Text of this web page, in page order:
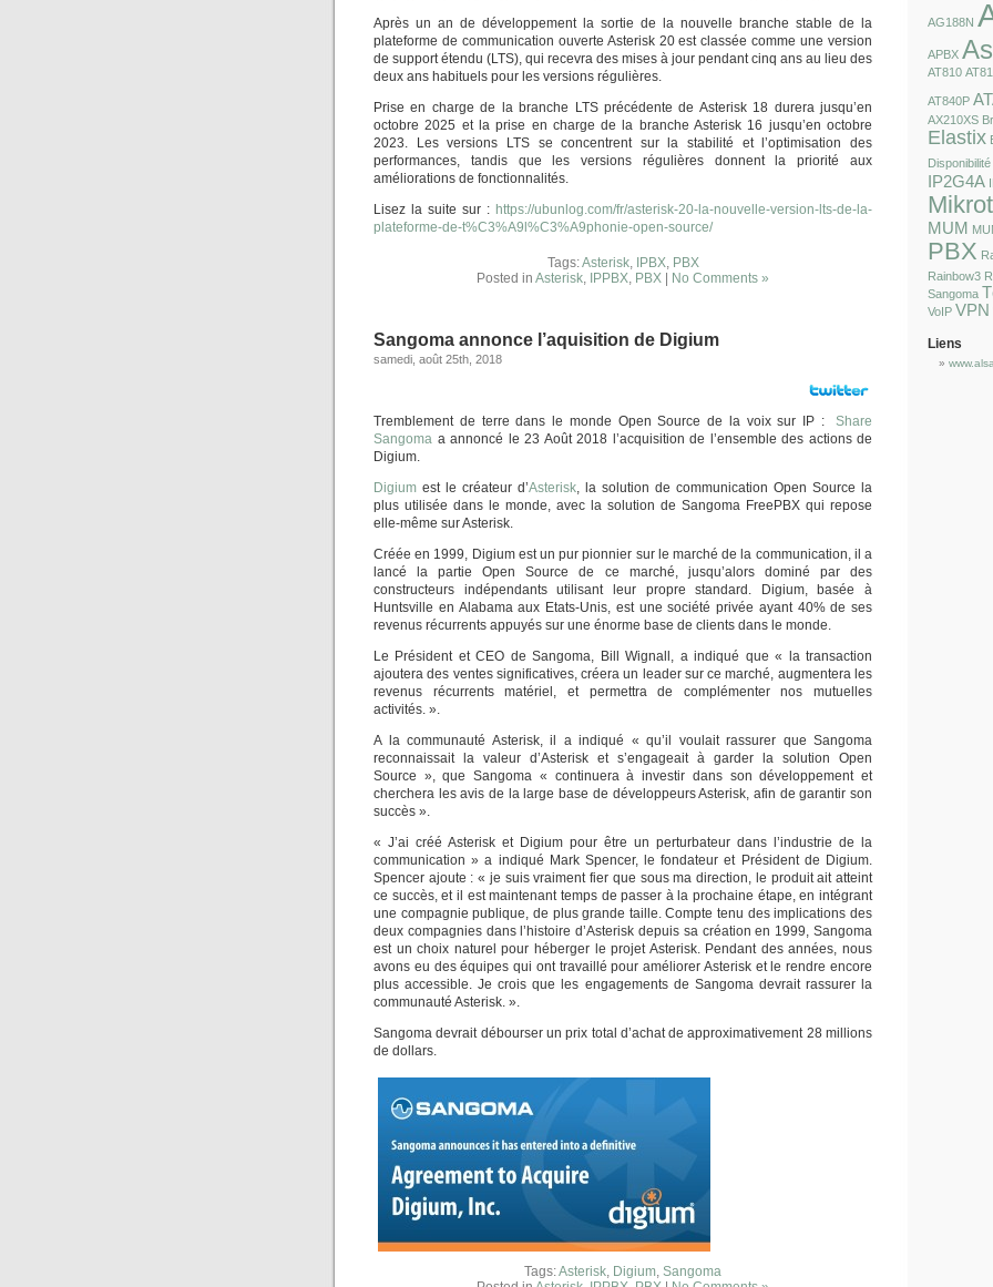
Après un an de développement la sortie de la nouvelle branche stable de la
plateforme de communication ouverte Asterisk 20 est classée comme une version
de support étendu (LTS), qui recevra des mises à jour pendant cinq ans au lieu des
deux ans habituels pour les versions régulières.
Prise en charge de la branche LTS précédente de Asterisk 18 durera jusqu’en
octobre 2025 et la prise en charge de la branche Asterisk 16 jusqu’en octobre
2023. Les versions LTS se concentrent sur la stabilité et l’optimisation des
performances, tandis que les versions régulières donnent la priorité aux
améliorations de fonctionnalités.
Lisez la suite sur : https://ubunlog.com/fr/asterisk-20-la-nouvelle-version-lts-de-la-
plateforme-de-t%C3%A9l%C3%A9phonie-open-source/
Tags:Asterisk, IPBX, PBX
Posted in Asterisk IPPBX PBX | No Comments »
Sangoma annonce l’aquisition de Digium
samedi, août 25th, 2018
Share
Tremblement de terre dans le monde Open Source de la voix sur IP :
Sangoma a annoncé le 23 Août 2018 l’acquisition de l’ensemble des actions de
Digium.
Digium est le créateur d’Asterisk , la solution de communication Open Source la
plus utilisée dans le monde, avec la solution de Sangoma FreePBX qui repose
elle-même sur Asterisk.
Créée en 1999, Digium est un pur pionnier sur le marché de la communication, il a
lancé la partie Open Source de ce marché, jusqu’alors dominé par des
constructeurs indépendants utilisant leur propre standard. Digium, basée à
Huntsville en Alabama aux Etats-Unis, est une société privée ayant 40% de ses
revenus récurrents appuyés sur une énorme base de clients dans le monde.
Le Président et CEO de Sangoma, Bill Wignall, a indiqué que « la transaction
ajoutera des ventes significatives, créera un leader sur ce marché, augmentera les
revenus récurrents matériel, et permettra de complémenter nos mutuelles
activités. ».
A la communauté Asterisk, il a indiqué « qu’il voulait rassurer que Sangoma
reconnaissait la valeur d’Asterisk et s’engageait à garder la solution Open
Source », que Sangoma « continuera à investir dans son développement et
cherchera les avis de la large base de développeurs Asterisk, afin de garantir son
succès ».
« J’ai créé Asterisk et Digium pour être un perturbateur dans l’industrie de la
communication » a indiqué Mark Spencer, le fondateur et Président de Digium.
Spencer ajoute : « je suis vraiment fier que sous ma direction, le produit ait atteint
ce succès, et il est maintenant temps de passer à la prochaine étape, en intégrant
une compagnie publique, de plus grande taille. Compte tenu des implications des
deux compagnies dans l’histoire d’Asterisk depuis sa création en 1999, Sangoma
est un choix naturel pour héberger le projet Asterisk. Pendant des années, nous
avons eu des équipes qui ont travaillé pour améliorer Asterisk et le rendre encore
plus accessible. Je crois que les engagements de Sangoma devrait rassurer la
communauté Asterisk. ».
Sangoma devrait débourser un prix total d’achat de approximativement 28 millions
de dollars.
Tags:Asterisk Digium Sangoma
AG188N
APBX
AT810
AT840P
AX210XS
Elastix
Disponibilité
IP2G4A
MUM
PBX
Rainbow3
Sangoma
VoIP VPN
Liens